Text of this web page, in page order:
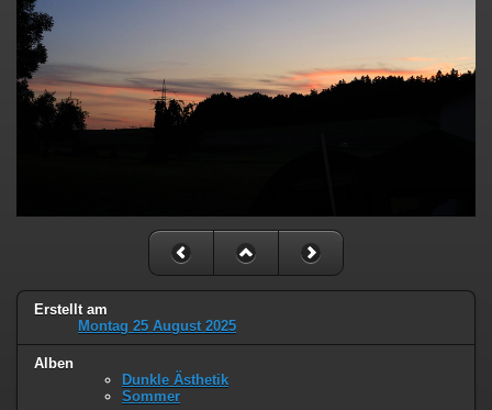
Erstellt am
Montag 25 August 2025
Alben
Dunkle Ästhetik
Sommer